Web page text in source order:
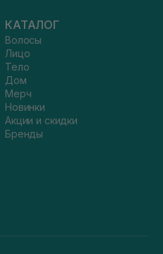
КАТАЛОГ
Волосы
Лицо
Тело
Дом
Мерч
Новинки
Акции и скидки
Бренды